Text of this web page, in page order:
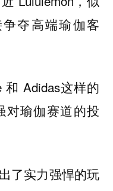
争夺高端瑜伽客
Adidas这样的
对瑜伽赛道的投
了实力强悍的玩